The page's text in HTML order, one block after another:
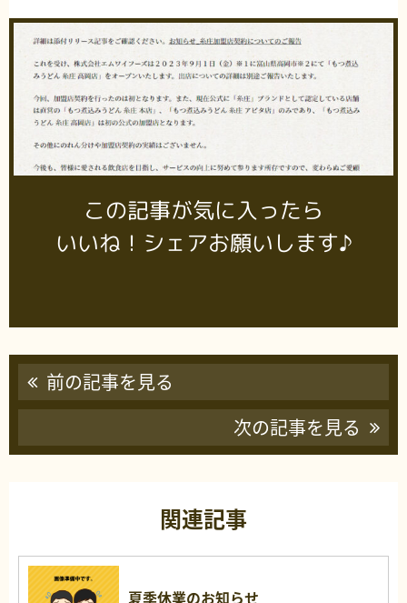
この記事が気に入ったら
いいね！シェアお願いします♪
前の記事を見る
次の記事を見る
関連記事
夏季休業のお知らせ